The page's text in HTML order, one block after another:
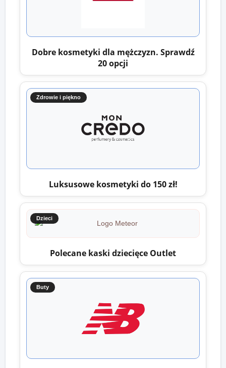
Dobre kosmetyki dla mężczyzn. Sprawdź
20 opcji
Zdrowie i piękno
Luksusowe kosmetyki do 150 zł!
Dzieci
Polecane kaski dziecięce Outlet
Buty